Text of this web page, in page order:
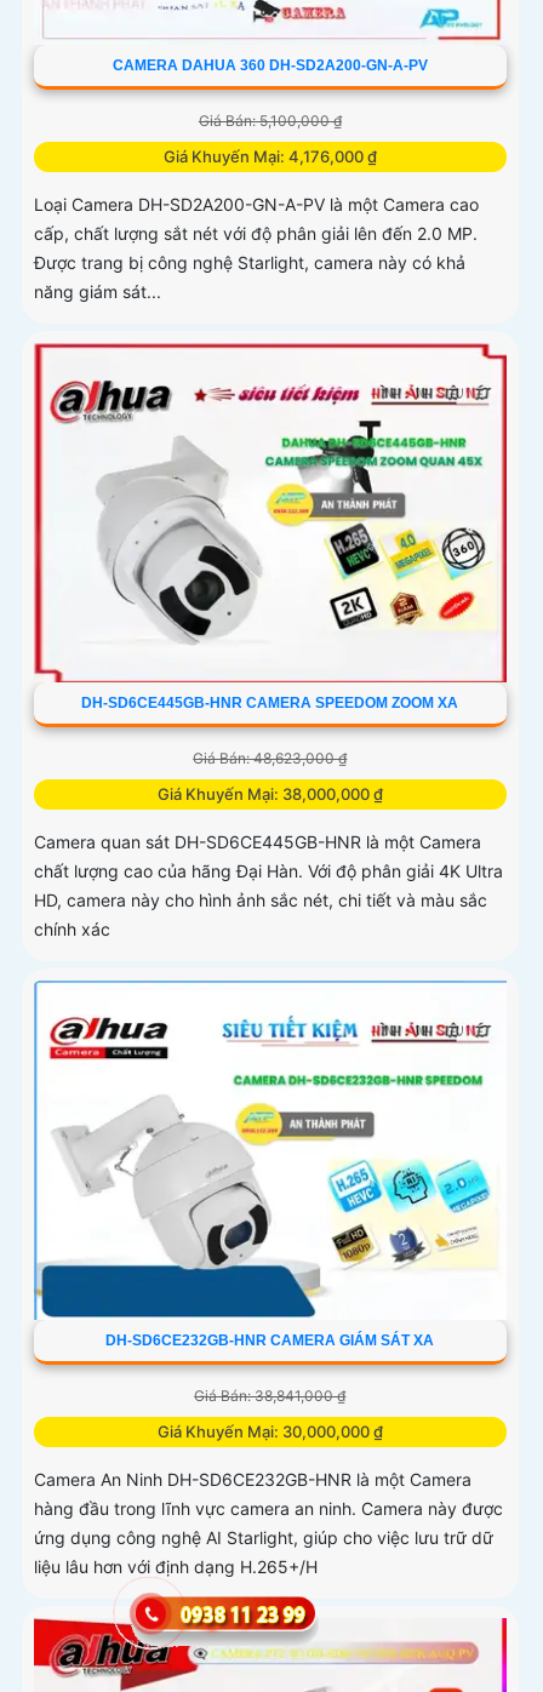
CAMERA DAHUA 360 DH-SD2A200-GN-A-PV
Giá Bán: 5,100,000 ₫
Giá Khuyến Mại: 4,176,000 ₫
Loại Camera DH-SD2A200-GN-A-PV là một Camera cao
cấp, chất lượng sắt nét với độ phân giải lên đến 2.0 MP.
Được trang bị công nghệ Starlight, camera này có khả
năng giám sát...
DH-SD6CE445GB-HNR CAMERA SPEEDOM ZOOM XA
Giá Bán: 48,623,000 ₫
Giá Khuyến Mại: 38,000,000 ₫
Camera quan sát DH-SD6CE445GB-HNR là một Camera
chất lượng cao của hãng Đại Hàn. Với độ phân giải 4K Ultra
HD, camera này cho hình ảnh sắc nét, chi tiết và màu sắc
chính xác
DH-SD6CE232GB-HNR CAMERA GIÁM SÁT XA
Giá Bán: 38,841,000 ₫
Giá Khuyến Mại: 30,000,000 ₫
Camera An Ninh DH-SD6CE232GB-HNR là một Camera
hàng đầu trong lĩnh vực camera an ninh. Camera này được
ứng dụng công nghệ AI Starlight, giúp cho việc lưu trữ dữ
liệu lâu hơn với định dạng H.265+/H